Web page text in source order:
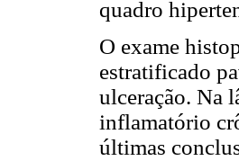
quadro
O exame
estratificado
ulceração. Na
inflamatório
últimas